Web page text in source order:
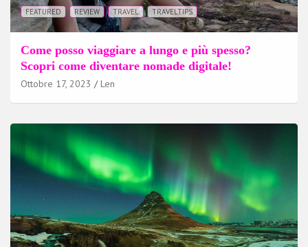
FEATURED REVIEW TRAVEL TRAVELTIPS
Come posso viaggiare a lungo e più spesso?
Scopri come diventare nomade digitale!
Ottobre 17, 2023 Len